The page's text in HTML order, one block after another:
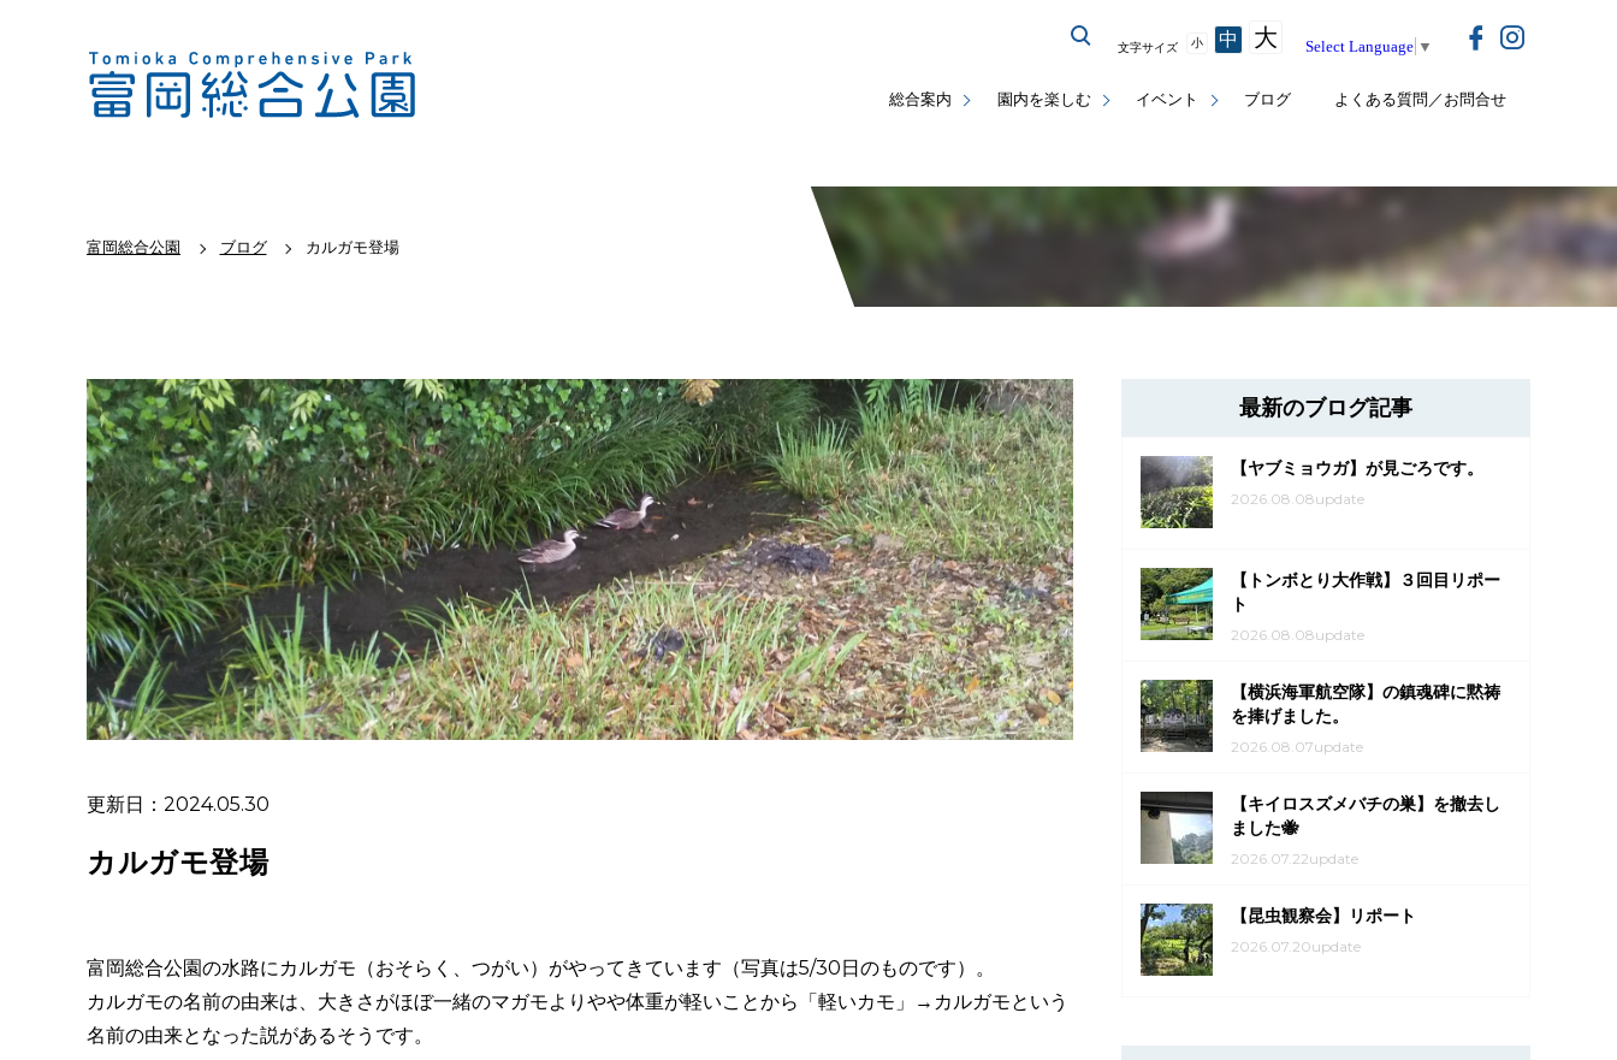
総合案内 園内を楽しむ イベント ブログ よくある質問／お問合せ
文字サイズ 小 中 大 Select Language ▼
富岡総合公園 ブログ カルガモ登場
更新日：2024.05.30
カルガモ登場
富岡総合公園の水路にカルガモ（おそらく、つがい）がやってきています（写真は5/30日のものです）。
カルガモの名前の由来は、大きさがほぼ一緒のマガモよりやや体重が軽いことから「軽いカモ」→カルガモという
名前の由来となった説があるそうです。
最新のブログ記事
【ヤブミョウガ】が見ごろです。
2026.08.08update
【トンボとり大作戦】３回目リポー
ト
2026.08.08update
【横浜海軍航空隊】の鎮魂碑に黙祷
を捧げました。
2026.08.07update
【キイロスズメバチの巣】を撤去し
ました🐝
2026.07.22update
【昆虫観察会】リポート
2026.07.20update